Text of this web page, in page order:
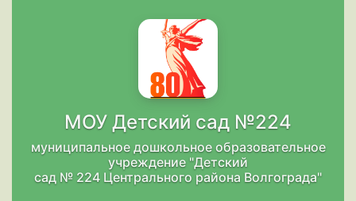
МОУ Детский сад №224
муниципальное дошкольное образовательное
учреждение "Детский
сад № 224 Центрального района Волгограда"